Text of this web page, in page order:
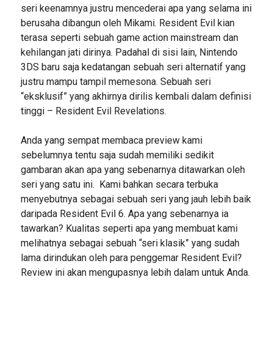
seri keenamnya justru mencederai apa yang selama ini
berusaha dibangun oleh Mikami. Resident Evil kian
terasa seperti sebuah game action mainstream dan
kehilangan jati dirinya. Padahal di sisi lain, Nintendo
3DS baru saja kedatangan sebuah seri alternatif yang
justru mampu tampil memesona. Sebuah seri
“eksklusif” yang akhirnya dirilis kembali dalam definisi
tinggi – Resident Evil Revelations.
Anda yang sempat membaca preview kami
sebelumnya tentu saja sudah memiliki sedikit
gambaran akan apa yang sebenarnya ditawarkan oleh
seri yang satu ini. Kami bahkan secara terbuka
menyebutnya sebagai sebuah seri yang jauh lebih baik
daripada Resident Evil 6. Apa yang sebenarnya ia
tawarkan? Kualitas seperti apa yang membuat kami
melihatnya sebagai sebuah “seri klasik” yang sudah
lama dirindukan oleh para penggemar Resident Evil?
Review ini akan mengupasnya lebih dalam untuk Anda.